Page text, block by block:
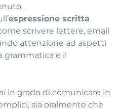
espressione scritta
scrivere lettere, email
attenzione ad aspetti
grammatica e il
in grado di comunicare in
sia oralmente che